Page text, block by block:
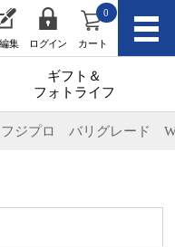
集 ログイン カート
0
ギフト＆
フォトライフ
フジプロ バリグレード